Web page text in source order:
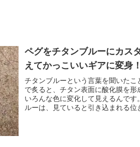
ペグをチタンブルーにカ
えてかっこいいギアに変身
チタンブルーという言葉を聞いた
で炙ると、チタン表面に酸化膜を
いろんな色に変化して見えるんで
ルーは、見ていると引き込まれる位